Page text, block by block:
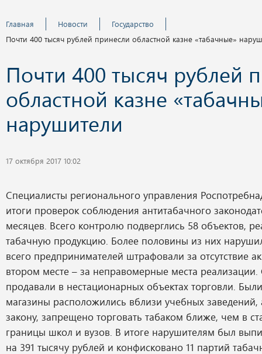
Главная Новости
Государство
Почти 400 тысяч рублей принесли областной казне «табачные»
Почти 400 тысяч рублей
областной казне
нарушители
17 октября 2017 10:02
Специалисты регионального управления
итоги проверок соблюдения антитабачного
месяцев. Всего контролю подверглись 58 объектов,
табачную продукцию. Более половины из них
всего предпринимателей штрафовали за отсутствие
втором месте – за неправомерные места реализации.
продавали в нестационарных объектах торговли.
магазины расположились вблизи учебных заведений,
закону, запрещено торговать табаком ближе, чем в
границы школ и вузов. В итоге нарушителям был
на 391 тысячу рублей и конфисковано 11 партий